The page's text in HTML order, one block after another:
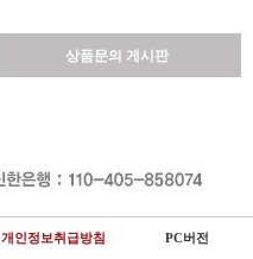
상품문의 게시판
개인정보취급방침 PC버전